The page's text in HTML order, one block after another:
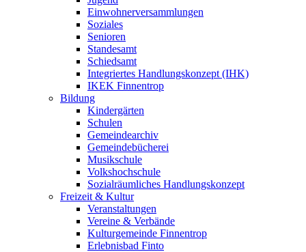
Einwohnerversammlungen
Soziales
Senioren
Standesamt
Schiedsamt
Integriertes Handlungskonzept (IHK)
IKEK Finnentrop
Bildung
Kindergärten
Schulen
Gemeindearchiv
Gemeindebücherei
Musikschule
Volkshochschule
Sozialräumliches Handlungskonzept
Freizeit & Kultur
Veranstaltungen
Vereine & Verbände
Kulturgemeinde Finnentrop
Erlebnisbad Finto